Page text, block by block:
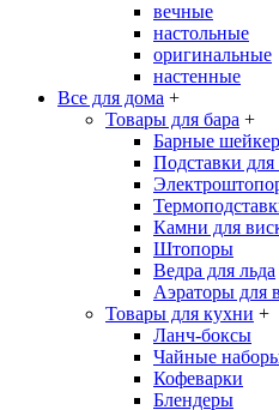
вечные
настольные
оригинальные
настенные
Все для дома +
Товары для бара +
Барные
Подставки для
Камни для
Штопоры
Ведра для льда
Аэраторы для
Товары для кухни +
Ланч-боксы
Чайные
Кофеварки
Блендеры